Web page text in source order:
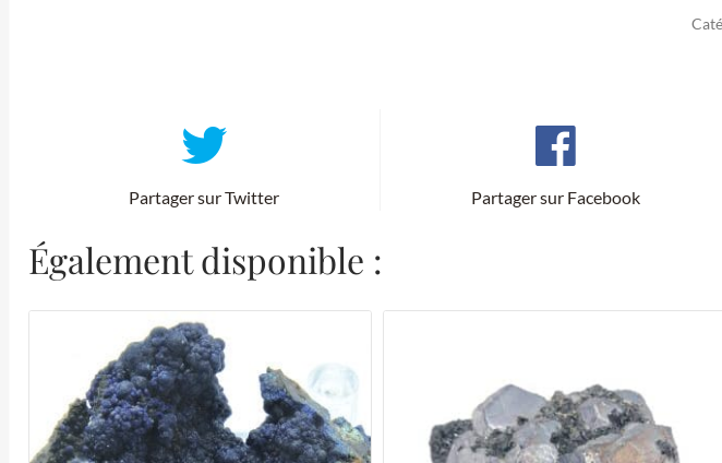
Partager sur Twitter Partager sur Facebook
Également disponible :